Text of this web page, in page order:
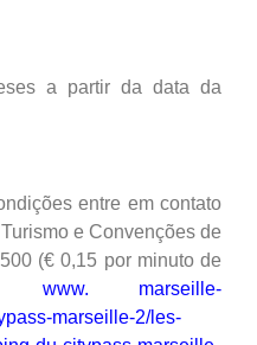
a partir da data da
entre em contato
e Convenções de
(€ 0,15 por minuto de
www. marseille-
marseille-2/les-